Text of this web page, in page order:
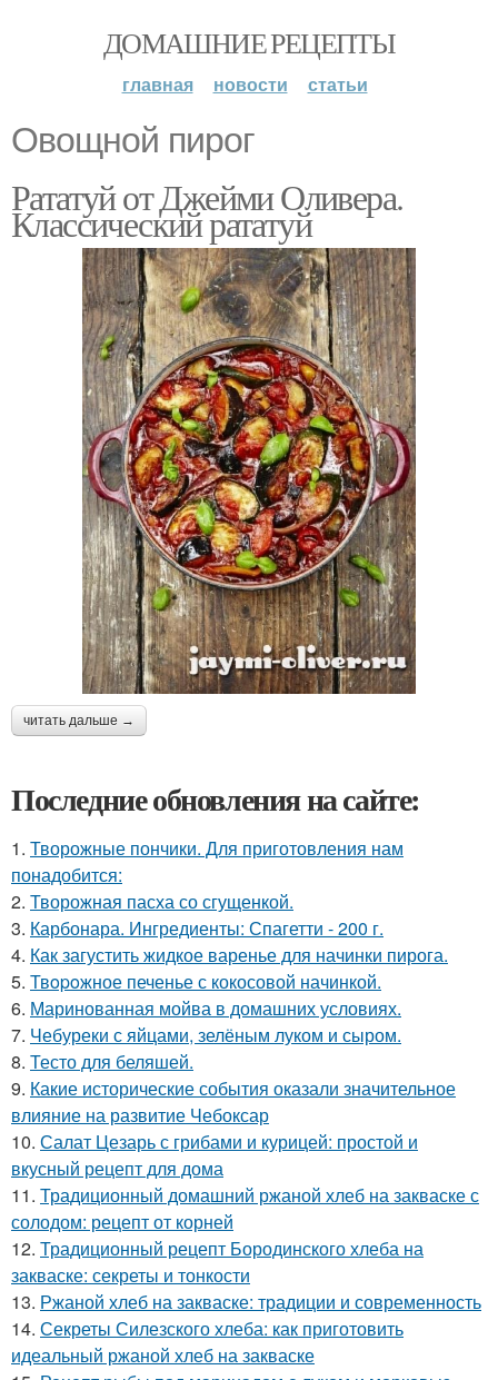
ДОМАШНИЕ РЕЦЕПТЫ
главная новости статьи
Овощной пирог
Рататуй от Джейми Оливера.
Классический рататуй
читать дальше →
Последние обновления на сайте:
1. Творожные пончики. Для приготовления нам
понадобится:
2. Творожная пасха со сгущенкой.
3. Карбонара. Ингредиенты: Спагетти - 200 г.
4. Как загустить жидкое варенье для начинки пирога.
5. Твopoжное печенье с кокосовой начинкой.
6. Маринованная мойва в домашних условиях.
7. Чебуреки с яйцами, зелёным луком и сыром.
8. Тесто для беляшей.
9. Какие исторические события оказали значительное
влияние на развитие Чебоксар
10. Салат Цезарь с грибами и курицей: простой и
вкусный рецепт для дома
11. Традиционный домашний ржаной хлеб на закваске с
солодом: рецепт от корней
12. Традиционный рецепт Бородинского хлеба на
закваске: секреты и тонкости
13. Ржаной хлеб на закваске: традиции и современность
14. Секреты Силезского хлеба: как приготовить
идеальный ржаной хлеб на закваске